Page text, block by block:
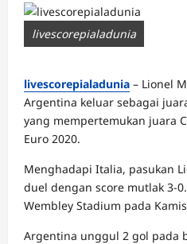
livescorepialadunia
livescorepialadunia – Lionel
Argentina keluar sebagai
yang mempertemukan juara
Euro 2020.
Menghadapi Italia, pasukan
duel dengan score mutlak 3-
Wembley Stadium pada
Argentina unggul 2 gol pada